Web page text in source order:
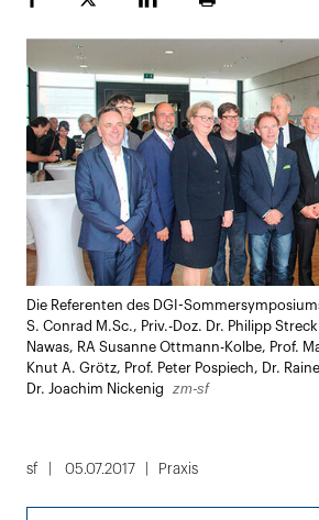
FacebookPlattformLinekdInSeite
Die Referenten des DGI-
S. Conrad M.Sc., Priv.-Doz. Dr. Philipp
Nawas, RA Susanne Ottmann-Kolbe, Prof.
Knut A. Grötz, Prof. Peter Pospiech, Dr.
Dr. Joachim Nickenig
zm-sf
sf 05.07.2017 Praxis